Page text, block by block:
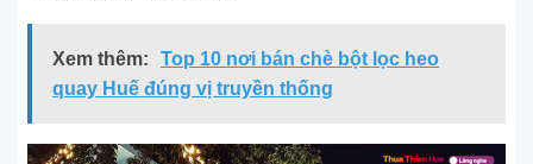
Xem thêm:
Top 10 nơi bán chè bột lọc heo
quay Huế đúng vị truyền thống